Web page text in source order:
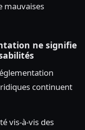
mauvaises
ne signifie
continuent
vis-à-vis des